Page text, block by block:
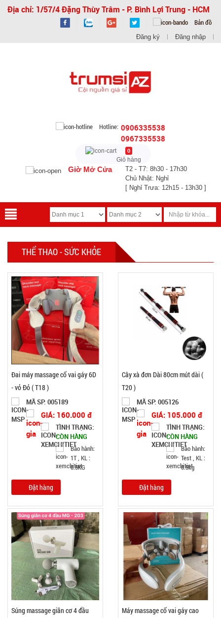
Địa chỉ: 1/57/4 Đặng Thùy Trâm - P. Bình Lợi Trung - HCM
Bản đồ
Đăng ký Đăng nhập
Hotline: 0906335538
0967335538
0
Giỏ hàng
Giờ Mở Cửa
T2 - T7: 8h30 - 17h30
Chủ Nhật: Nghỉ
[ Nghỉ Trưa: 12h15 - 13h30 ]
THỂ THAO - SỨC KHỎE
Đai máy massage cổ vai gáy 6D
- vỏ Đỏ ( T18 )
MÃ SP: 005189
GIÁ: 160.000 đ
TÌNH TRẠNG:
CÒN HÀNG
Bảo hành:
1T , KL :
0.5KG
Đặt hàng
Cây xà đơn Dài 80cm mút dài (
T20 )
MÃ SP: 005126
GIÁ: 105.000 đ
TÌNH TRẠNG:
CÒN HÀNG
Bảo hành:
Test , KL :
0.5kg
Đặt hàng
Súng massage giãn cơ 4 đầu
Máy massage cổ vai gáy cao